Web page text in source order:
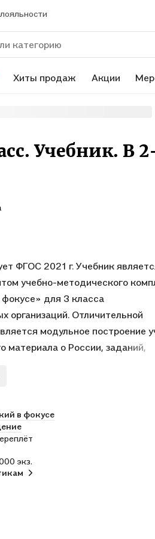
Хиты продаж Акции
Учебник. В
ФГОС 2021 г. Учебник
учебно-методического
для 3 класса
организаций. Отличительной
модульное построение
материала о России, заданий,
к итоговой аттестации
НОО, утверждённого
№286 от 31.05.2021.
в фокусе
экз.